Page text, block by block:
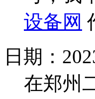
设备网
日期：
在郑州